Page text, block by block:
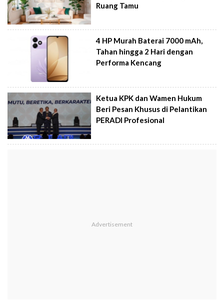
Ruang Tamu
4 HP Murah Baterai 7000 mAh,
Tahan hingga 2 Hari dengan
Performa Kencang
Ketua KPK dan Wamen Hukum
Beri Pesan Khusus di Pelantikan
PERADI Profesional